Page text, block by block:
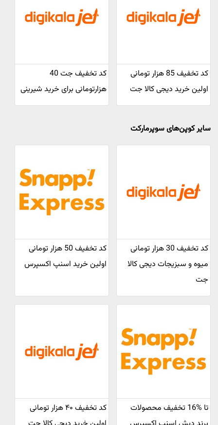
کد تخفیف 85 هزار تومانی
اولین خرید دیجی کالا جت
کد تخفیف جت 40
هزارتومانی برای خرید شیرینی
سایر کوپن‌های سوپرمارکت
کد تخفیف 30 هزار تومانی
میوه و سبزیجات دیجی کالا
جت
کد تخفیف 50 هزار تومانی
اولین خرید اسنپ اکسپرس
تا %16 تخفیف محصولات
کد تخفیف ۴۰ هزار تومانی